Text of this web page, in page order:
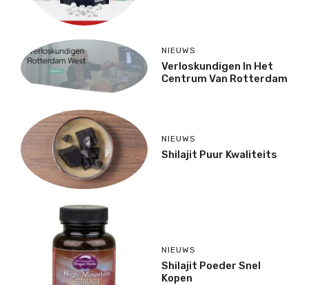
NIEUWS
Verloskundigen In Het
Centrum Van Rotterdam
NIEUWS
Shilajit Puur Kwaliteits
NIEUWS
Shilajit Poeder Snel
Kopen